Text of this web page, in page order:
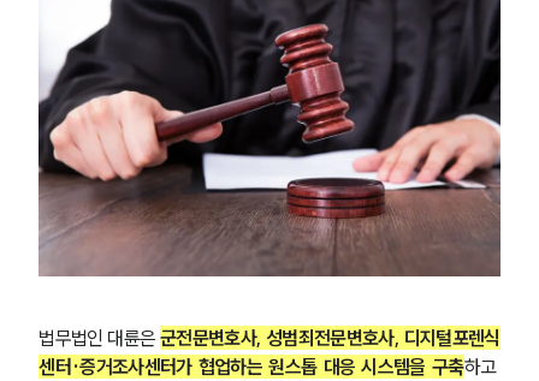
법무법인 대륜은 군전문변호사, 성범죄전문변호사, 디지털포렌식
센터·증거조사센터가 협업하는 원스톱 대응 시스템을 구축하고